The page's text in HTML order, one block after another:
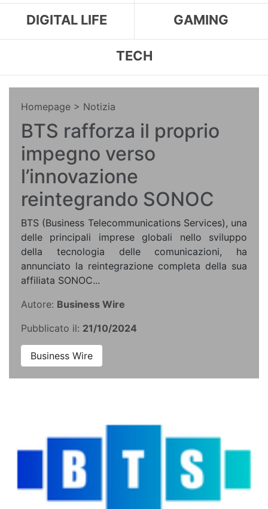
DIGITAL LIFE GAMING
TECH
Homepage > Notizia
BTS rafforza il proprio
impegno verso
l’innovazione
reintegrando SONOC
BTS (Business Telecommunications Services), una
delle principali imprese globali nello sviluppo
della tecnologia delle comunicazioni, ha
annunciato la reintegrazione completa della sua
affiliata SONOC...
Autore: Business Wire
Pubblicato il: 21/10/2024
Business Wire